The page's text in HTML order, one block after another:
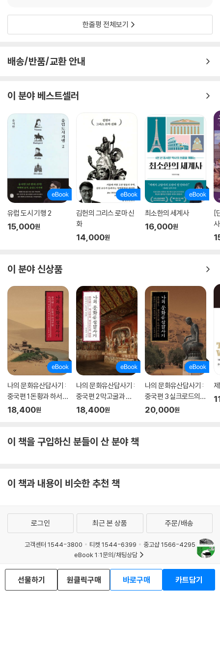
기 속에서 우리는 과거의 진실을 찾을 수 있는 것이다.
사의 어두운 면모에 대해서 소개한다.
역사적 사건을 기록할 때 역사가들은 사실을 취사선택할 뿐 아니라 자신만
의 관점을 선택하고, 특정한 의미를 부여한다. 일본은 제2차 세계대전 이
후 패전국으로서 전쟁 책임 문제를 두고 계속 역사 왜곡 논란을 일으켜 왔
다. 일본은 ‘일본인에게 자부심을 심어줘야 한다’는 명분으로 난징대학살
과 전쟁성노예 문제를 부정하거나 축소하려 노력해왔다. ‘일본이 아시아를
지키기 위해 서구와 싸운 영웅적 국가’라는 자기기만을 통해 일본 국민에
게 자부심을 심어주고 진실로부터 눈을 돌리게 만들기 위해서였다. 하지만
이런 역사 왜곡이 일본인만의 전유물인 것은 아니다. 소련의 역사가들은
오랜 시간 공산당의 지침에 복종해야 했고, 미국의 백인 역사학자들은 남
북전쟁에서 ‘노예제 폐지’의 의미를 평가절하해왔다. 이 밖에도 역사 왜곡
과 부정, 조작은 다양한 이유로 이루어졌다. 거창한 이념뿐 아니라 학파 간
이처럼 역사가 끊임없이 왜곡과 조작, 선동 논란에 휩쓸리는 것은 근본적
으로 역사 자체가 사실이 아닌 ‘역사가’라는 해석자를 통해 우리에게 전달
되기 때문이다. 우리가 역사를 읽을 때 무비판적으로 습득하는 것이 아니
라 ‘역사가’라는 존재를 인식하고 그 논쟁과 왜곡, 해석의 차이를 비판적으
로 바라봐야 하는 이유이다.
왕과 귀족에서 모든 이의 역사로,
확장되는 역사와 역사가의 영역
아날학파의 등장은 역사학의 방향을 전환시킨 결정적 변화 중 하나가 되었
다. 정치와 전쟁이 지배했던 역사의 페이지는 아날학파를 기점으로 사회과
학의 모든 분야로 확장되었다. 이들은 중세 시대의 물건 가격과 통화 가치
역사적 사건을 분석함으로써 당대의 삶을 재구성해냈다.
견되었다. 여성은 인류의 절반이었지만, 기록의 대상조차 아니었다. 외면
받았던 인류의 절반이 비로소 역사에 편입되기 시작했다. 역사가 다루는
경우를 제외하고는 여성 역사가란 존재는 없었지만, 여성 역사가들은 196
0년대 여성해방운동의 바람을 타고 본격적으로 학계의 전면에 나섰고, ‘페
미니스트 역사’를 넘어 모든 주제에서 역량을 발휘하고 있다.
미국에서 오랫동안 투명인간처럼 취급받았던 흑인 역시 아프리카의 역사,
흑인 노예의 삶 등 역사 무대의 주인공으로 발돋움하여, 백인 역사가에 의
해 평가받는 것이 아닌 자신들이 주체가 되어 자신들의 역사를 서술하기
한줄평 전체보기
배송/반품/교환 안내
이 분야 베스트셀러
유럽 도시 기행 2
15,000원
김헌의 그리스 로마 신
화
14,000원
최소한의 세계사
16,000원
[
사
이 분야 신상품
나의 문화유산답사기 :
중국편 1 돈황과 하서주
랑
18,400원
나의 문화유산답사기 :
중국편 2 막고굴과 실
크로드의 관문
18,400원
나의 문화유산답사기 :
중국편 3 실크로드의
오아시스 도시
20,000원
이 책을 구입하신 분들이 산 분야 책
이 책과 내용이 비슷한 추천 책
선물하기 원클릭구매 바로구매 카트담기
로그인 최근 본 상품 주문/배송
고객센터 1544-3800 티켓 1544-6399
중고샵 1566-4295
eBook 1:1문의/채팅상담
예스이십사(주) 사업자 정보
이용약관
개인정보처리방침
청소년보호정책